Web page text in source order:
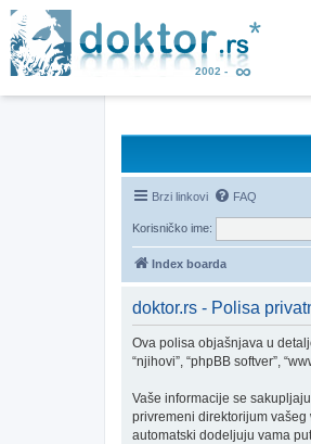
Brzi linkovi FAQ
Korisničko ime:
Index boarda
doktor.rs - Polisa
Ova polisa objašnjava u
“njihovi”, “phpBB softver”,
Vaše informacije se
privremeni direktorijum vašeg
automatski dodeljuju vama